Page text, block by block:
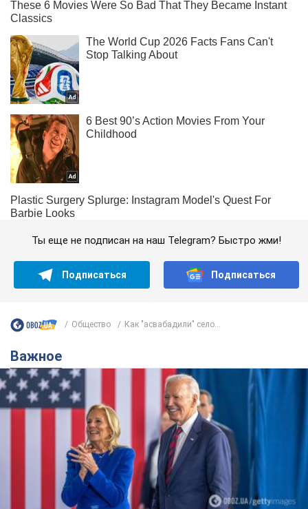
Ты еще не подписан на наш Telegram? Быстро жми!
Подписаться Подписаться
Общество Как "асвабадили" село...
Важное